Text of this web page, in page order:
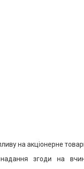
на акціонерне
згоди на